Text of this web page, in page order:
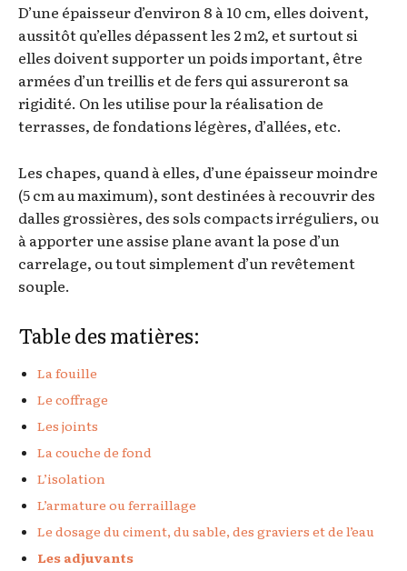
D’une épaisseur d’environ 8 à 10 cm, elles doivent,
aussitôt qu’elles dépassent les 2 m2, et surtout si
elles doivent supporter un poids important, être
armées d’un treillis et de fers qui assureront sa
rigidité. On les utilise pour la réalisation de
terrasses, de fondations légères, d’allées, etc.
Les chapes, quand à elles, d’une épaisseur moindre
(5 cm au maximum), sont destinées à recouvrir des
dalles grossières, des sols compacts irréguliers, ou
à apporter une assise plane avant la pose d’un
carrelage, ou tout simplement d’un revêtement
souple.
Table des matières:
La fouille
Le coffrage
Les joints
La couche de fond
L’isolation
L’armature ou ferraillage
Le dosage du ciment, du sable, des graviers et de l’eau
Les adjuvants